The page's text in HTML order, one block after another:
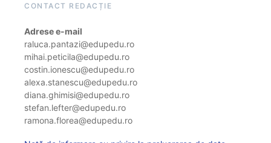
CONTACT REDACȚIE
Adrese e-mail
raluca.pantazi@edupedu.ro
mihai.peticila@edupedu.ro
costin.ionescu@edupedu.ro
alexa.stanescu@edupedu.ro
diana.ghimisi@edupedu.ro
stefan.lefter@edupedu.ro
ramona.florea@edupedu.ro